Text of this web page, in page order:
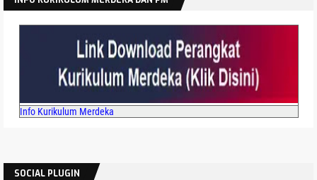
Info Kurikulum Merdeka
SOCIAL PLUGIN